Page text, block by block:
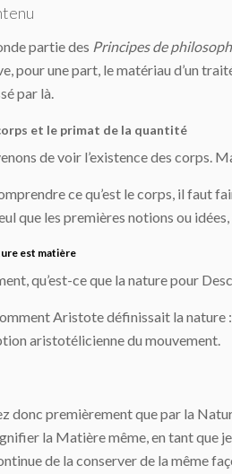
partie des Principes de
pour une part, le matériau d’un
par là.
et le primat de la quantité
de voir l’existence des corps.
ce qu’est le corps, il faut
que les premières notions ou
est matière
qu’est-ce que la nature pour
Aristote définissait la nature :
aristotélicienne du mouvement.
donc premièrement que par la
la Matière même, en tant que
de la conserver de la même